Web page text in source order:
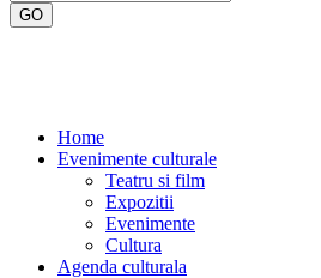
Home
Evenimente culturale
Teatru si film
Expozitii
Evenimente
Cultura
Agenda culturala